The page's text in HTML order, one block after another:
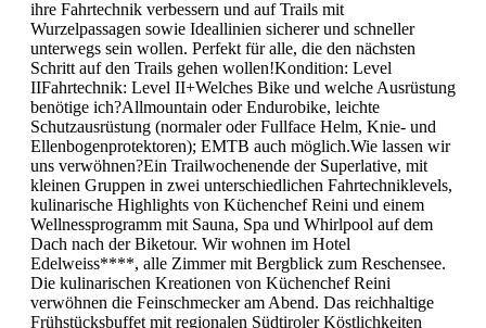
ihre Fahrtechnik verbessern und auf Trails mit
Wurzelpassagen sowie Ideallinien sicherer und schneller
unterwegs sein wollen. Perfekt für alle, die den nächsten
Schritt auf den Trails gehen wollen!Kondition: Level
IIFahrtechnik: Level II+Welches Bike und welche Ausrüstung
benötige ich?Allmountain oder Endurobike, leichte
Schutzausrüstung (normaler oder Fullface Helm, Knie- und
Ellenbogenprotektoren); EMTB auch möglich.Wie lassen wir
uns verwöhnen?Ein Trailwochenende der Superlative, mit
kleinen Gruppen in zwei unterschiedlichen Fahrtechniklevels,
kulinarische Highlights von Küchenchef Reini und einem
Wellnessprogramm mit Sauna, Spa und Whirlpool auf dem
Dach nach der Biketour. Wir wohnen im Hotel
Edelweiss****, alle Zimmer mit Bergblick zum Reschensee.
Die kulinarischen Kreationen von Küchenchef Reini
verwöhnen die Feinschmecker am Abend. Das reichhaltige
Frühstücksbuffet mit regionalen Südtiroler Köstlichkeiten